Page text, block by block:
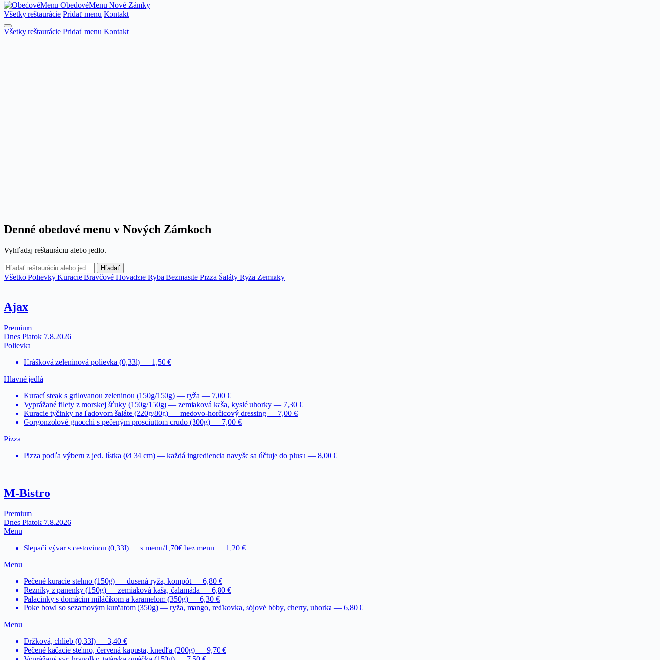
ObedovéMenu Nové Zámky
Všetky reštaurácie Pridať menu Kontakt
Všetky reštaurácie Pridať menu Kontakt
Denné obedové menu v Nových Zámkoch
Vyhľadaj reštauráciu alebo jedlo.
Hľadať
Všetko Polievky Kuracie Bravčové Hovädzie Ryba Bezmäsite Pizza Šaláty Ryža Zemiaky
Ajax
Premium
Dnes Piatok 7.8.2026
Polievka
Hrášková zeleninová polievka (0,33l) — 1,50 €
Hlavné jedlá
Kurací steak s grilovanou zeleninou (150g/150g) — ryža — 7,00 €
Vyprážané filety z morskej šťuky (150g/150g) — zemiaková kaša, kyslé uhorky — 7,30 €
Kuracie tyčinky na ľadovom šaláte (220g/80g) — medovo-horčicový dressing — 7,00 €
Gorgonzolové gnocchi s pečeným prosciuttom crudo (300g) — 7,00 €
Pizza
Pizza podľa výberu z jed. lístka (Ø 34 cm) — každá ingrediencia navyše sa účtuje do plusu — 8,00 €
M-Bistro
Premium
Dnes Piatok 7.8.2026
Menu
Slepačí vývar s cestovinou (0,33l) — s menu/1,70€ bez menu — 1,20 €
Menu
Pečené kuracie stehno (150g) — dusená ryža, kompót — 6,80 €
Rezníky z panenky (150g) — zemiaková kaša, čalamáda — 6,80 €
Palacinky s domácim miláčikom a karamelom (350g) — 6,30 €
Poke bowl so sezamovým kurčatom (350g) — ryža, mango, reďkovka, sójové bôby, cherry, uhorka — 6,80 €
Menu
Držková, chlieb (0,33l) — 3,40 €
Pečené kačacie stehno, červená kapusta, knedľa (200g) — 9,70 €